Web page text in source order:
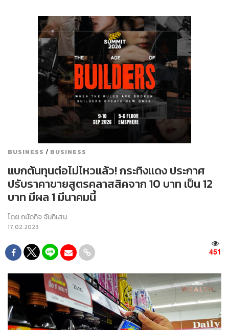
BUSINESS / BUSINESS
แบกต้นทุนต่อไม่ไหวแล้ว! กระทิงแดง ประกาศ
ปรับราคาขายสูตรคลาสสิคจาก 10 บาท เป็น 12
บาท มีผล 1 มีนาคมนี้
โดยถนัดกิจ จันกิเสน
17.02.2023
451